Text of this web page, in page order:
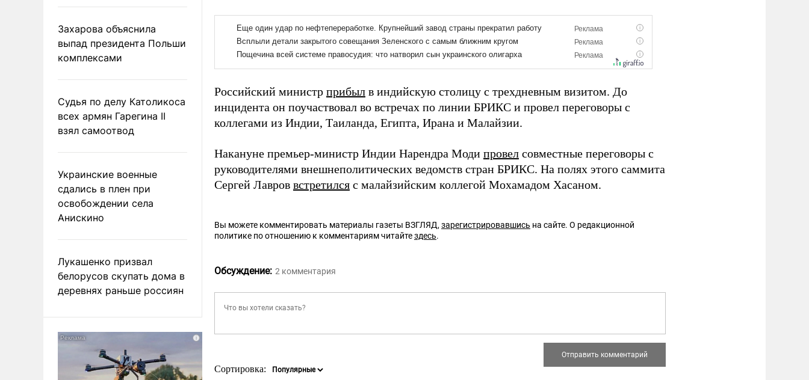
Захарова объяснила
выпад президента Польши
комплексами
Судья по делу Католикоса
всех армян Гарегина II
взял самоотвод
Украинские военные
сдались в плен при
освобождении села
Анискино
Лукашенко призвал
белорусов скупать дома в
деревнях раньше россиян
Российский министр прибыл в индийскую столицу с трехдневным визитом. До
инцидента он поучаствовал во встречах по линии БРИКС и провел переговоры с
коллегами из Индии, Таиланда, Египта, Ирана и Малайзии.
Накануне премьер-министр Индии Нарендра Моди провел совместные переговоры с
руководителями внешнеполитических ведомств стран БРИКС. На полях этого саммита
Сергей Лавров встретился с малайзийским коллегой Мохамадом Хасаном.
Вы можете комментировать материалы газеты ВЗГЛЯД,зарегистрировавшись на сайте. О редакционной
политике по отношению к комментариям читайтездесь.
Обсуждение: 2 комментария
Сортировка: